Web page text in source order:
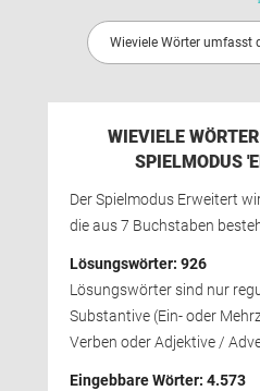
WIEVIELE
SPIELMODUS
Der Spielmodus Erweitert
die aus 7 Buchstaben
Lösungswörter: 926
Lösungswörter sind nur
Substantive (Ein- oder
Verben oder Adjektive /
Eingebbare Wörter: 4.573